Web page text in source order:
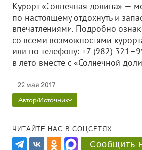
Курорт «Солнечная долина» —
по-настоящему отдохнуть и
впечатлениями. Подробно
со всеми возможностями
или по телефону: +7 (982)
в лето вместе с
22 мая 2017
Автор/Источник
ЧИТАЙТЕ НАС В СОЦСЕТЯХ:
Сообщить